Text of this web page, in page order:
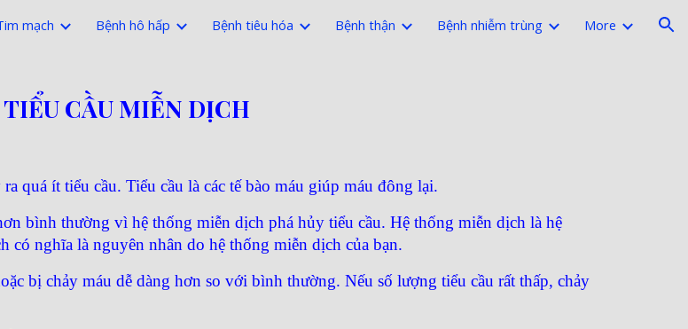
Skip to navigation
mạch Bệnh hô hấp Bệnh tiêu hóa Bệnh thận Bệnh nhiễm trùng More
CẦU MIỄN DỊCH
quá ít tiểu cầu. Tiểu cầu là các tế bào máu giúp máu đông lại.
bình thường vì hệ thống miễn dịch phá hủy tiểu cầu. Hệ thống miễn dịch là hệ
có nghĩa là nguyên nhân do hệ thống miễn dịch của bạn.
bị chảy máu dễ dàng hơn so với bình thường. Nếu số lượng tiểu cầu rất thấp, chảy